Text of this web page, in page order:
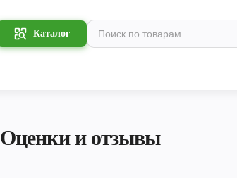
Каталог
Оценки и отзывы